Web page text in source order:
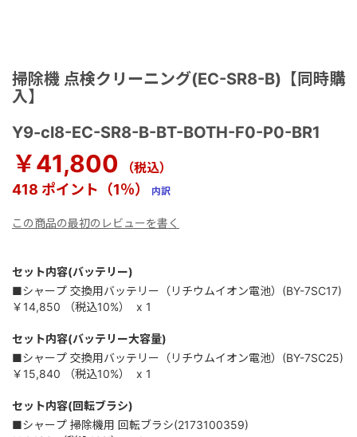
掃除機 点検クリーニング(EC-SR8-B)【同時購
入】
Y9-cl8-EC-SR8-B-BT-BOTH-F0-P0-BR1
￥41,800 （税込）
418 ポイント（1％） 内訳
この商品の最初のレビューを書く
セット内容(バッテリー)
■シャープ 交換用バッテリー（リチウムイオン電池）(BY-7SC17)
￥14,850
（税込10%） x 1
セット内容(バッテリー大容量)
■シャープ 交換用バッテリー（リチウムイオン電池）(BY-7SC25)
￥15,840
（税込10%） x 1
セット内容(回転ブラシ)
■シャープ 掃除機用 回転ブラシ(2173100359)